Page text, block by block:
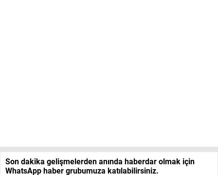
Son dakika gelişmelerden anında haberdar olmak için
WhatsApp haber grubumuza katılabilirsiniz.